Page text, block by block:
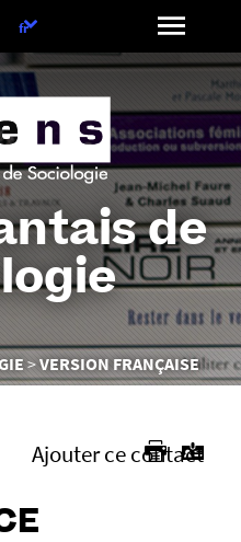
de
VERSION FRANÇAISE
Choix
la
langue
fr
Ajouter ce contact